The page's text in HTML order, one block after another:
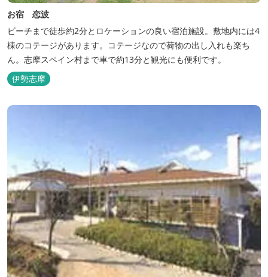
お宿 恋波
ビーチまで徒歩約2分とロケーションの良い宿泊施設。敷地内には4
棟のコテージがあります。コテージなので荷物の出し入れも楽ち
ん。志摩スペイン村まで車で約13分と観光にも便利です。
伊勢志摩